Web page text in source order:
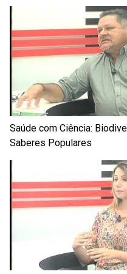
Saúde com Ciência:
Saberes Populares